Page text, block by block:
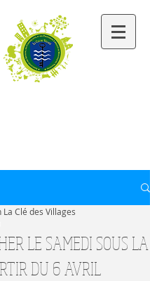
LE SAMEDI SOUS LA
DU 6 AVRIL
Clé des Villages